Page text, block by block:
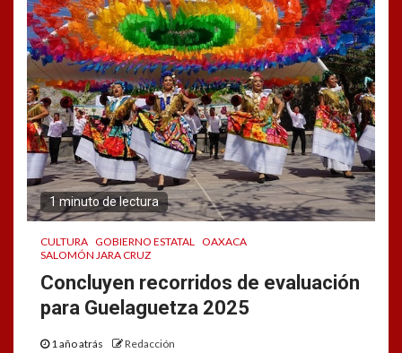
1 minuto de lectura
CULTURA GOBIERNO ESTATAL OAXACA
SALOMÓN JARA CRUZ
Concluyen recorridos de evaluación
para Guelaguetza 2025
1 año atrás Redacción